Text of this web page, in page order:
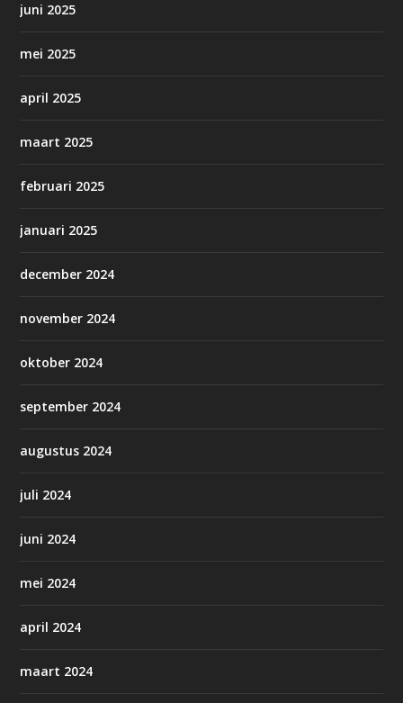
juni 2025
mei 2025
april 2025
maart 2025
februari 2025
januari 2025
december 2024
november 2024
oktober 2024
september 2024
augustus 2024
juli 2024
juni 2024
mei 2024
april 2024
maart 2024